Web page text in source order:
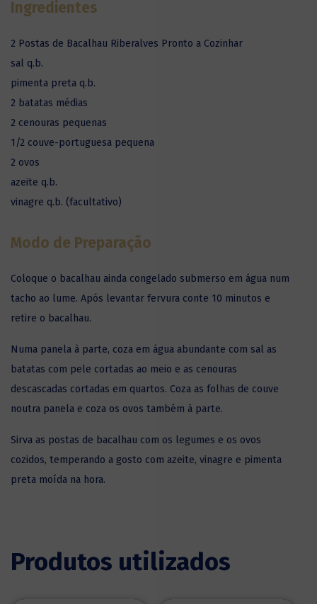
Ingredientes
2 Postas de Bacalhau Riberalves Pronto a Cozinhar
sal q.b.
pimenta preta q.b.
2 batatas médias
2 cenouras pequenas
1/2 couve-portuguesa pequena
2 ovos
azeite q.b.
vinagre q.b. (facultativo)
Modo de Preparação
Coloque o bacalhau ainda congelado submerso em água num
tacho ao lume. Após levantar fervura conte 10 minutos e
retire o bacalhau.
Numa panela à parte, coza em água abundante com sal as
batatas com pele cortadas ao meio e as cenouras
descascadas cortadas em quartos. Coza as folhas de couve
noutra panela e coza os ovos também à parte.
Sirva as postas de bacalhau com os legumes e os ovos
cozidos, temperando a gosto com azeite, vinagre e pimenta
preta moída na hora.
Produtos utilizados